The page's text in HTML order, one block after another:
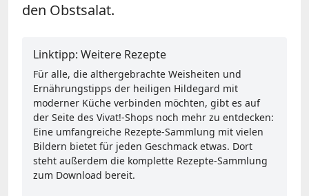
den Obstsalat.
Linktipp: Weitere Rezepte
Für alle, die althergebrachte Weisheiten und
Ernährungstipps der heiligen Hildegard mit
moderner Küche verbinden möchten, gibt es auf
der Seite des Vivat!-Shops noch mehr zu entdecken:
Eine umfangreiche Rezepte-Sammlung mit vielen
Bildern bietet für jeden Geschmack etwas. Dort
steht außerdem die komplette Rezepte-Sammlung
zum Download bereit.